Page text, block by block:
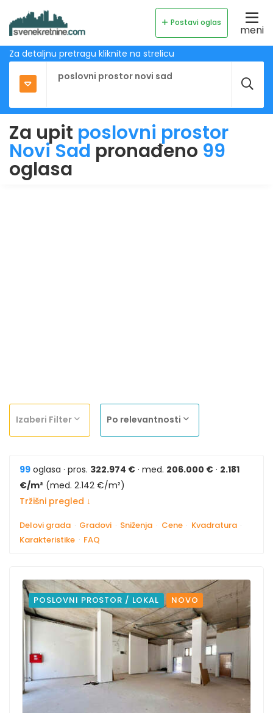
Postavi oglas
meni
Za detaljnu pretragu kliknite na strelicu
Za upit poslovni prostor
Novi Sad pronađeno 99
oglasa
Izaberi Filter Po relevantnosti
99 oglasa · pros. 322.974 € · med. 206.000 € · 2.181
€/m² (med. 2.142 €/m²)
Tržišni pregled ↓
Delovi grada · Gradovi · Sniženja · Cene · Kvadratura ·
Karakteristike · FAQ
POSLOVNI PROSTOR / LOKAL NOVO